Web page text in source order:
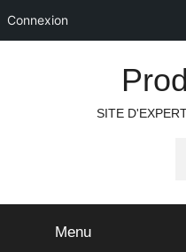
Connexion
SITE
Menu